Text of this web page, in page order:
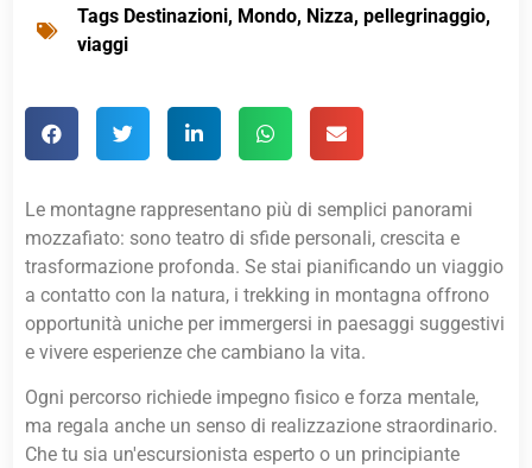
Tags Destinazioni, Mondo, Nizza,pellegrinaggio,
viaggi
Le montagne rappresentano più di semplici panorami
mozzafiato: sono teatro di sfide personali, crescita e
trasformazione profonda. Se stai pianificando un viaggio
a contatto con la natura, i trekking in montagna offrono
opportunità uniche per immergersi in paesaggi suggestivi
e vivere esperienze che cambiano la vita.
Ogni percorso richiede impegno fisico e forza mentale,
ma regala anche un senso di realizzazione straordinario.
Che tu sia un'escursionista esperto o un principiante